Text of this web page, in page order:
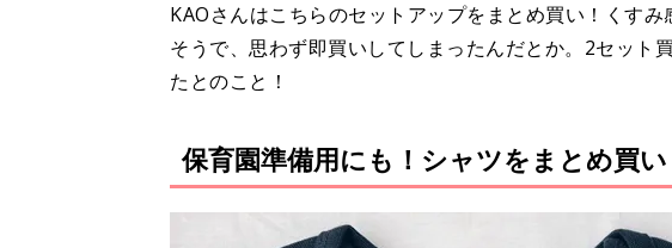
KAOさんはこちらのセットアップをまとめ買い！くす
そうで、思わず即買いしてしまったんだとか。2セット
たとのこと！
保育園準備用にも！シャツをまとめ買い